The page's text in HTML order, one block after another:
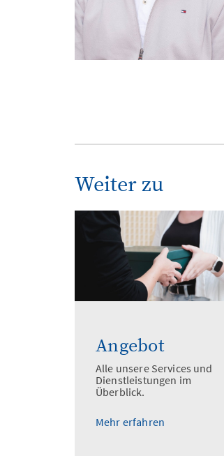
Weiter zu
Angebot
Alle unsere Services und
Dienstleistungen im
Überblick.
Mehr erfahren